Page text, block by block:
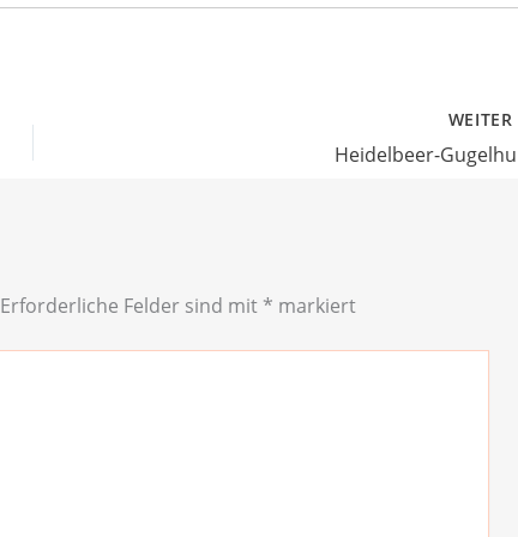
WEITER
Heidelbeer-
Erforderliche Felder sind mit * markiert